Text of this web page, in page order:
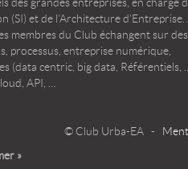
(SI) et de l’Architecture
membres du Club échangent sur des
processus, entreprise numérique,
(data centric, big data, Référentiels,
API, …
© Club Urba-EA -
»